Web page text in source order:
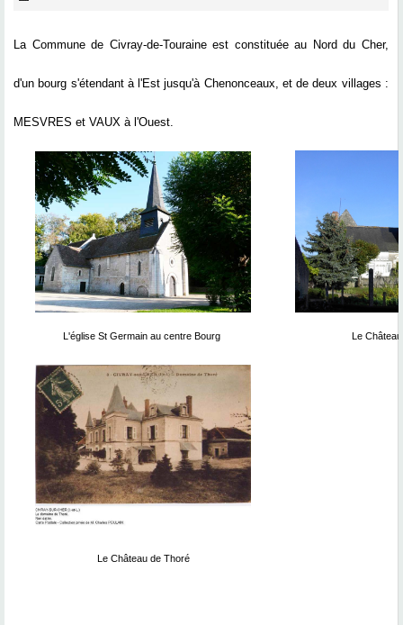
La Commune de Civray-de-Touraine est constituée au Nord du Cher,
d'un bourg s'étendant à l'Est jusqu'à Chenonceaux, et de deux villages :
MESVRES et VAUX à l'Ouest.
L'église St Germain au centre Bourg Le
Le Château de Thoré